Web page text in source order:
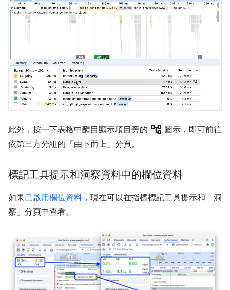
此外，按一下表格中醒目顯示項目旁的 account_tree 圖示，即可前往
依第三方分組的「由下而上」 分頁。
標記工具提示和洞察資料中的欄位資料
如果已啟用欄位資料 ，現在可以在指標標記工具提示和「洞
察」 分頁中查看。